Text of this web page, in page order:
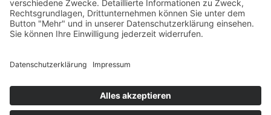
Meta
Anmelden
Start Aktuell Fotos Kontakt